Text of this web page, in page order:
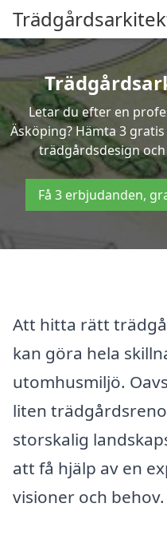
Letar du efter en
Äsköping? Hämta 3
trädgårdsdesign
Få 3 erbjudanden,
Att hitta rätt
kan göra hela
utomhusmiljö.
liten
storskalig
att få hjälp av en
visioner och behov.